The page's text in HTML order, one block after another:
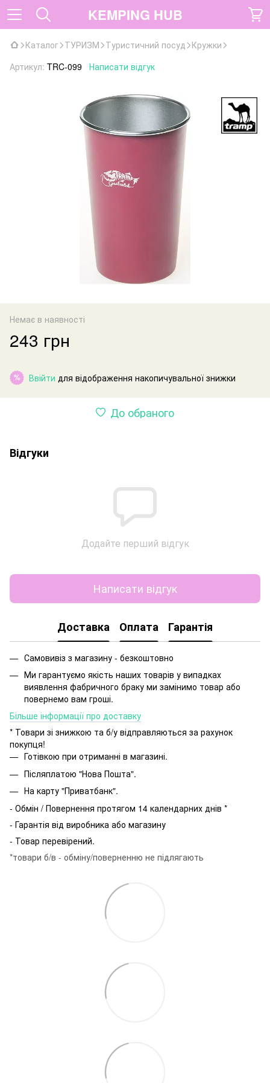
KEMPING HUB
Каталог ТУРИЗМ Туристичний посуд Кружки
Артикул: TRC-099 Написати відгук
Немає в наявності
243 грн
% Ввійти для відображення накопичувальної знижки
До обраного
Відгуки
Додайте перший відгук
Написати відгук
Доставка Оплата Гарантія
Самовивіз з магазину - безкоштовно
Ми гарантуємо якість наших товарів у випадках
виявлення фабричного браку ми замінимо товар або
повернемо вам гроші.
Більше інформації про доставку
* Товари зі знижкою та б/у відправляються за рахунок
покупця!
Готівкою при отриманні в магазині.
Післяплатою "Нова Пошта".
На карту "Приватбанк".
- Обмін / Повернення протягом 14 календарних днів *
- Гарантія від виробника або магазину
- Товар перевірений.
*товари б/в - обміну/поверненню не підлягають